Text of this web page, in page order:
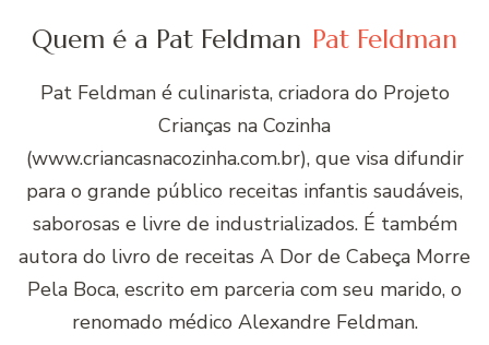
Quem é a Pat Feldman Pat Feldman
Pat Feldman é culinarista, criadora do Projeto
Crianças na Cozinha
(www.criancasnacozinha.com.br), que visa difundir
para o grande público receitas infantis saudáveis,
saborosas e livre de industrializados. É também
autora do livro de receitas A Dor de Cabeça Morre
Pela Boca, escrito em parceria com seu marido, o
renomado médico Alexandre Feldman.